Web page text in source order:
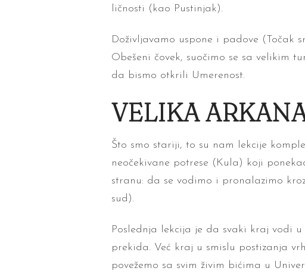
ličnosti (kao Pustinjak).
Doživljavamo uspone i padove (Točak
Obešeni čovek, suočimo se sa velikim
da bismo otkrili Umerenost.
VELIKA
Što smo stariji, to su nam lekcije
neočekivane potrese (Kula) koji
stranu: da se vodimo i pronalazimo
sud).
Poslednja lekcija je da svaki kraj vodi
prekida. Već kraj u smislu postizanja
povežemo sa svim živim bićima u